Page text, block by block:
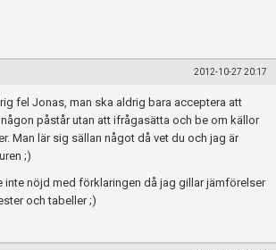
2012-10-27 20:17
fel Jonas, man ska aldrig bara acceptera att
påstår utan att ifrågasätta och be om källor
Man lär sig sällan något då vet du och jag är
;)
inte nöjd med förklaringen då jag gillar jämförelser
och tabeller ;)